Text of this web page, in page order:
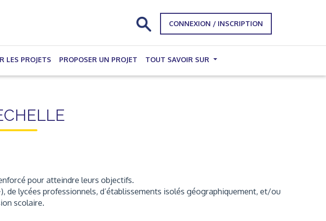
CONNEXION / INSCRIPTION
LES PROJETS PROPOSER UN PROJET TOUT SAVOIR SUR
pour atteindre leurs objectifs.
de lycées professionnels, d’établissements isolés géographiquement, et/ou
scolaire.